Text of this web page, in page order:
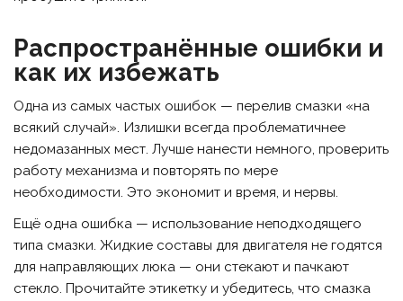
Распространённые ошибки и
как их избежать
Одна из самых частых ошибок — перелив смазки «на
всякий случай». Излишки всегда проблематичнее
недомазанных мест. Лучше нанести немного, проверить
работу механизма и повторять по мере
необходимости. Это экономит и время, и нервы.
Ещё одна ошибка — использование неподходящего
типа смазки. Жидкие составы для двигателя не годятся
для направляющих люка — они стекают и пачкают
стекло. Прочитайте этикетку и убедитесь, что смазка